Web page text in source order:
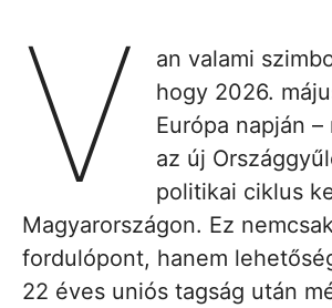
V
an valami
hogy 2026.
Európa napján
az új
politikai ciklus
Magyarországon. Ez
fordulópont, hanem
22 éves uniós tagság után